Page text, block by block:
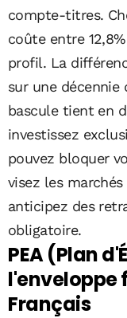
compte-titres.
coûte entre
profil. La
sur une décennie
bascule tient en
investissez
pouvez bloquer
visez les
anticipez des
obligatoire.
PEA (Plan
l'enveloppe
Français